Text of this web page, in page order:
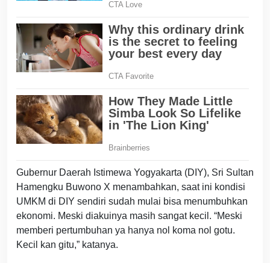
Gubernur Daerah Istimewa Yogyakarta (DIY), Sri Sultan
Hamengku Buwono X menambahkan, saat ini kondisi
UMKM di DIY sendiri sudah mulai bisa menumbuhkan
ekonomi. Meski diakuinya masih sangat kecil. “Meski
memberi pertumbuhan ya hanya nol koma nol gotu.
Kecil kan gitu,” katanya.